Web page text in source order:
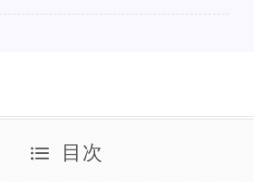
目次